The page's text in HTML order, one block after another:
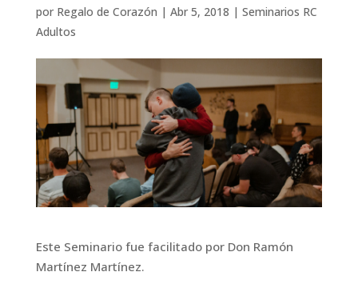
por Regalo de Corazón | Abr 5, 2018 | Seminarios RC
Adultos
Este Seminario fue facilitado por Don Ramón
Martínez Martínez.